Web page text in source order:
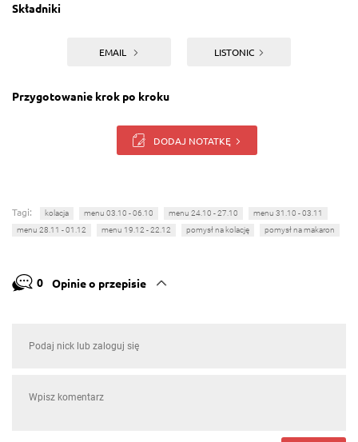
Składniki
EMAIL LISTONIC
Przygotowanie krok po kroku
DODAJ NOTATKĘ
Tagi: kolacja menu 03.10 - 06.10 menu 24.10 - 27.10
menu 31.10 - 03.11
menu 28.11 - 01.12
menu 19.12 - 22.12 pomysł na kolację pomysł na makaron
0 Opinie o przepisie